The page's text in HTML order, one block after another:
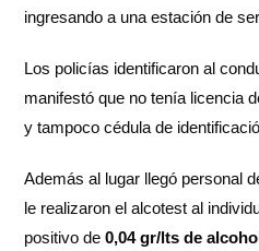
ingresando a una estación de
Los policías identificaron al
manifestó que no tenía licencia
y tampoco cédula de
Además al lugar llegó personal
le realizaron el alcotest al
positivo de0,04 gr/lts de